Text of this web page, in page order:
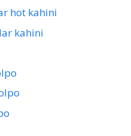
hot kahini
kahini